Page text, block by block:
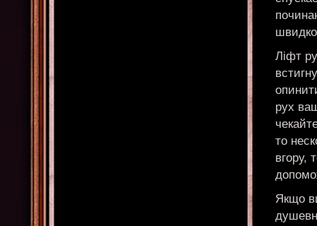
Ліфт
рух
то
вгору,
Якщо